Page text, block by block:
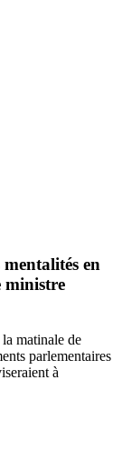
en
ministre
matinale de
parlementaires
à